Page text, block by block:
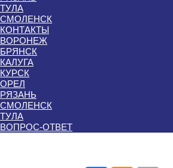
ТУЛА
СМОЛЕНСК
КОНТАКТЫ
ВОРОНЕЖ
БРЯНСК
КАЛУГА
КУРСК
ОРЕЛ
РЯЗАНЬ
СМОЛЕНСК
ТУЛА
ВОПРОС-ОТВЕТ